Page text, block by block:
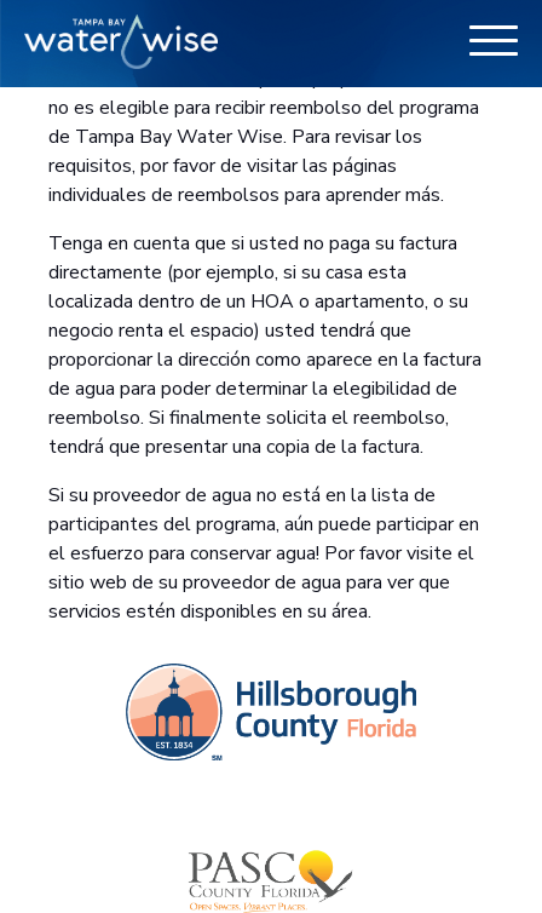
Basado a la información que ha proporcionado, usted
no es elegible para recibir reembolso del programa
de Tampa Bay Water Wise. Para revisar los
requisitos, por favor de visitar las páginas
individuales de reembolsos para aprender más.
Tenga en cuenta que si usted no paga su factura
directamente (por ejemplo, si su casa esta
localizada dentro de un HOA o apartamento, o su
negocio renta el espacio) usted tendrá que
proporcionar la dirección como aparece en la factura
de agua para poder determinar la elegibilidad de
reembolso. Si finalmente solicita el reembolso,
tendrá que presentar una copia de la factura.
Si su proveedor de agua no está en la lista de
participantes del programa, aún puede participar en
el esfuerzo para conservar agua! Por favor visite el
sitio web de su proveedor de agua para ver que
servicios estén disponibles en su área.